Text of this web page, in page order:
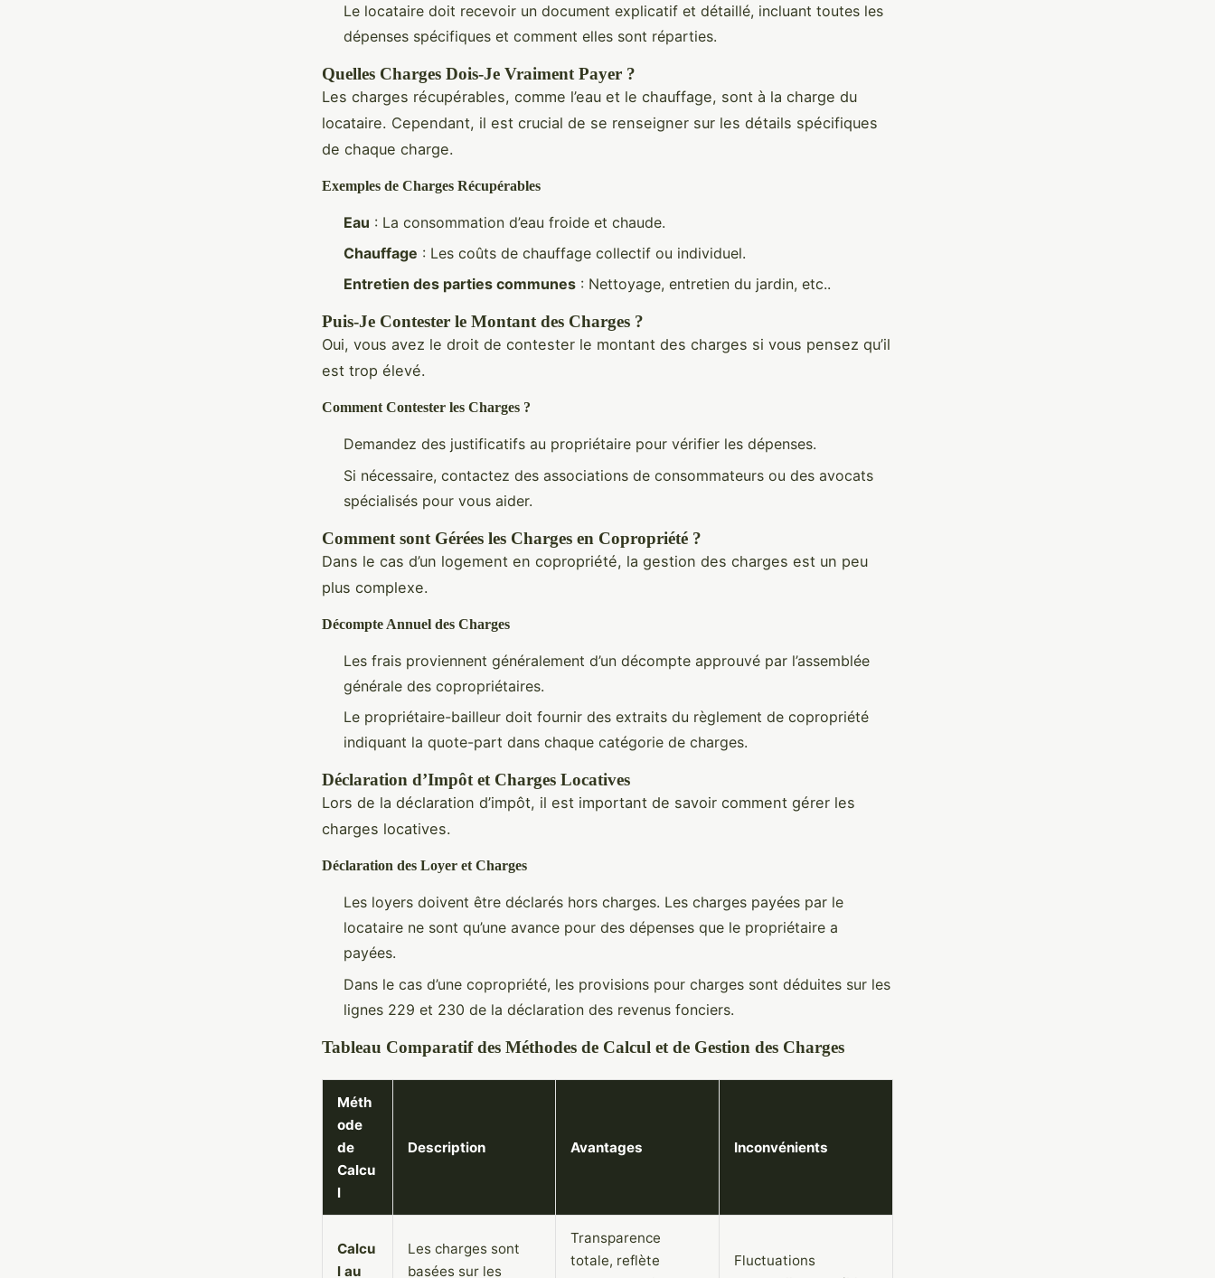
Le locataire doit recevoir un document explicatif et détaillé, incluant toutes les
dépenses spécifiques et comment elles sont réparties.
Quelles Charges Dois-Je Vraiment Payer ?
Les charges récupérables, comme l’eau et le chauffage, sont à la charge du
locataire. Cependant, il est crucial de se renseigner sur les détails spécifiques
de chaque charge.
Exemples de Charges Récupérables
Eau : La consommation d’eau froide et chaude.
Chauffage : Les coûts de chauffage collectif ou individuel.
Entretien des parties communes : Nettoyage, entretien du jardin, etc..
Puis-Je Contester le Montant des Charges ?
Oui, vous avez le droit de contester le montant des charges si vous pensez qu’il
est trop élevé.
Comment Contester les Charges ?
Demandez des justificatifs au propriétaire pour vérifier les dépenses.
Si nécessaire, contactez des associations de consommateurs ou des avocats
spécialisés pour vous aider.
Comment sont Gérées les Charges en Copropriété ?
Dans le cas d’un logement en copropriété, la gestion des charges est un peu
plus complexe.
Décompte Annuel des Charges
Les frais proviennent généralement d’un décompte approuvé par l’assemblée
générale des copropriétaires.
Le propriétaire-bailleur doit fournir des extraits du règlement de copropriété
indiquant la quote-part dans chaque catégorie de charges.
Déclaration d’Impôt et Charges Locatives
Lors de la déclaration d’impôt, il est important de savoir comment gérer les
charges locatives.
Déclaration des Loyer et Charges
Les loyers doivent être déclarés hors charges. Les charges payées par le
locataire ne sont qu’une avance pour des dépenses que le propriétaire a
payées.
Dans le cas d’une copropriété, les provisions pour charges sont déduites sur les
lignes 229 et 230 de la déclaration des revenus fonciers.
Tableau Comparatif des Méthodes de Calcul et de Gestion des Charges
Méth
ode
de
Calcu
l
Description Avantages Inconvénients
Calcu
l au
Les charges sont
basées sur les
Transparence
totale, reflète
Fluctuations